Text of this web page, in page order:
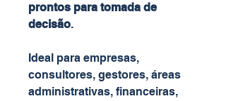
prontos para tomada de
decisão.
Ideal para empresas,
consultores, gestores, áreas
administrativas, financeiras,